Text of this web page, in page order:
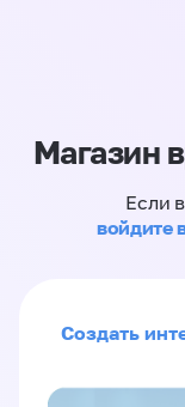
Магазин
Если
войдите
Создать